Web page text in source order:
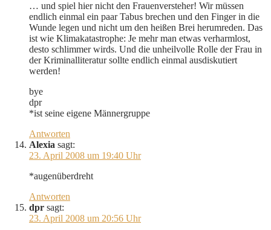
… und spiel hier nicht den Frauenversteher! Wir müssen
endlich einmal ein paar Tabus brechen und den Finger in die
Wunde legen und nicht um den heißen Brei herumreden. Das
ist wie Klimakatastrophe: Je mehr man etwas verharmlost,
desto schlimmer wirds. Und die unheilvolle Rolle der Frau in
der Kriminalliteratur sollte endlich einmal ausdiskutiert
werden!
bye
dpr
*ist seine eigene Männergruppe
Antworten
Alexia sagt:
23. April 2008 um 19:40 Uhr
*augenüberdreht
Antworten
dpr sagt:
23. April 2008 um 20:56 Uhr